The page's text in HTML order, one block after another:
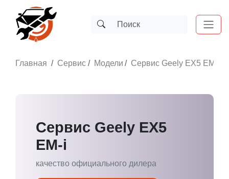
Главная Сервис Модели Сервис Geely EX5 EM-i
Сервис Geely EX5
EM-i
качество официального дилера